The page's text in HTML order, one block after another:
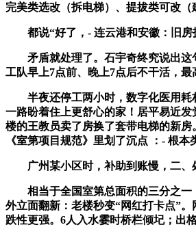
完美类选改（拆电梯）、提拔类可改（
都说“好了，- 连云港和安徽：旧房
矛盾就处理了。石宇奇终究说出这句
工队早上7点前、晚上7点后不干活，最
半夜还停工两小时，数字化医用耗材
一路盼着住上更舒心的家！居平易近
楼的王教员卖了房换了套带电梯的新
《室第项目规范》里划了沉点 ：- 根
广州某小区时，补助到账慢，二、
相当于全国室第总面积的三分之一，
外立面翻新：老楼秒变“网红打卡点”
跌性更强。6人入水霎时桥栏倾圮；出